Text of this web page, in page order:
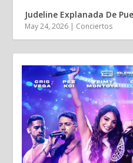
Judeline Explanada De
May 24, 2026 | Conciertos